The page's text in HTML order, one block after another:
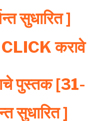
सुधारित ]
CLICK करावे
पुस्तक [31-
सुधारित ]